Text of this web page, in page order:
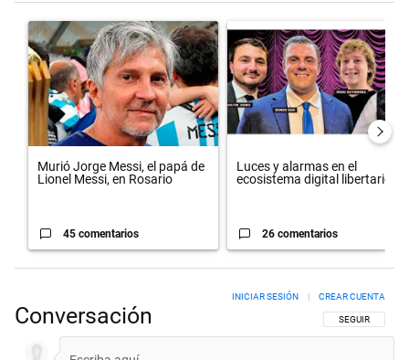
Un artículo de tendencia con el título "Murió Jorge Messi, el papá
Murió Jorge Messi, el papá de
Lionel Messi, en Rosario
45 comentarios
Un artículo de tendencia con el
Luces y alarmas en el
ecosistema digital libertario
26 comentarios
Conversación SIGA ESTA
SEGUIR
INICIAR SESIÓN CREAR CUENTA